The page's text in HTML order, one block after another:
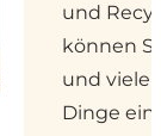
und
können
und viele
Dinge